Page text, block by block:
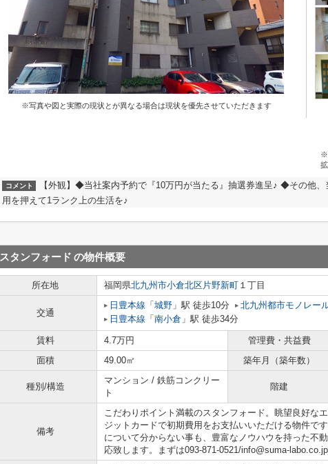
※写真や図と実際の現状とが異なる場合は現状を優先させていただきます
※
コメント
【外観】◆当社案内予約で『10万円が当たる』抽選券進呈♪ ◆その他
用を押えて1ランク上の生活を♪
スタンフォード の物件概要
所在地 福岡県北九州市小倉北区片野新町 １丁目
交通
日豊本線 「 城野 」駅 徒歩10分 北九州都市モノレー
日豊本線 「 南小倉 」駅 徒歩34分
賃料 4.7万円 管理費・共益費
面積
49.00㎡ 築年月（築年数）
種別/構造
マンション / 鉄筋コンクリー
ト
階建
備考
こだわりポイント満載のスタンフォード。眺望良好な
ジットカードで初期費用をお支払いいただける物件で
について分からない事も、豊富なノウハウを持った不
応致します。まずは093-871-0521/info@suma-